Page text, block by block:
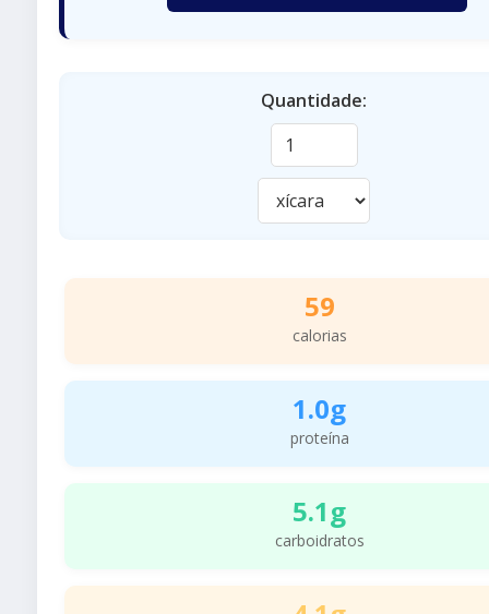
Quantidade:
59
calorias
1.0g
proteína
5.1g
carboidratos